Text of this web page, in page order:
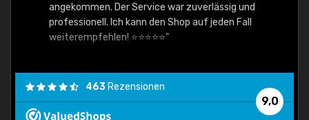
angekommen. Der Service war zuverlässig und
professionell. Ich kann den Shop auf jeden Fall
weiterempfehlen! ⭐⭐⭐⭐⭐"
9,0
463 Rezensionen